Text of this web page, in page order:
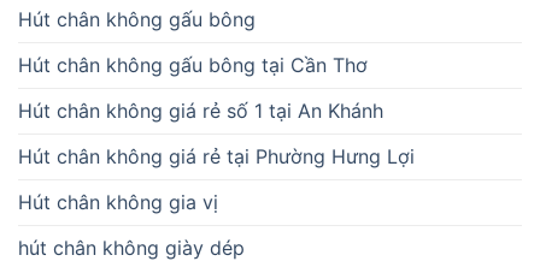
Hút chân không gấu bông
Hút chân không gấu bông tại Cần Thơ
Hút chân không giá rẻ số 1 tại An Khánh
Hút chân không giá rẻ tại Phường Hưng Lợi
Hút chân không gia vị
hút chân không giày dép